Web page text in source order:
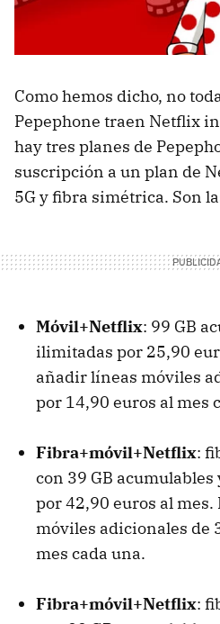
Como hemos dicho, no
Pepephone traen Netflix
hay tres planes de
suscripción a un plan de
5G y fibra simétrica. Son
Móvil+Netflix: 99 GB
ilimitadas por 25,90
añadir líneas móviles
por 14,90 euros al mes
Fibra+móvil+Netflix:
con 39 GB
por 42,90 euros al
móviles adicionales de
mes cada una.
Fibra+móvil+Netflix: